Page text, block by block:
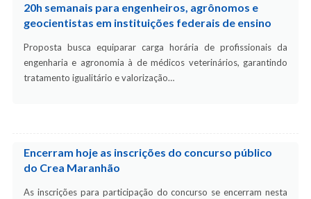
20h semanais para engenheiros, agrônomos e
geocientistas em instituições federais de ensino
Proposta busca equiparar carga horária de profissionais da
engenharia e agronomia à de médicos veterinários, garantindo
tratamento igualitário e valorização…
Encerram hoje as inscrições do concurso público
do Crea Maranhão
As inscrições para participação do concurso se encerram nesta